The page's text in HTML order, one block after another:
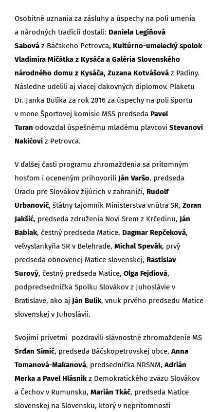
Osobitné uznania za zásluhy a úspechy na poli umenia
a národných tradícií dostali: Daniela Legíňová
Sabová z Báčskeho Petrovca, Kultúrno-umelecký spolok
Vladimíra Mičátka z Kysáča a Galéria Slovenského
národného domu z Kysáča, Zuzana Kotvášová z Padiny.
Následne udelili aj viacej ďakovných diplomov. Plaketu
Dr. Janka Bulíka za rok 2016 za úspechy na poli športu
v mene Športovej komisie MSS predseda Pavel
Turan odovzdal úspešnému mladému plavcovi Stevanovi
Nakićovi z Petrovca.
V ďalšej časti programu zhromaždenia sa prítomným
hosťom i oceneným prihovorili Ján Varšo, predseda
Úradu pre Slovákov žijúcich v zahraničí, Rudolf
Urbanovič, štátny tajomník Ministerstva vnútra SR, Zoran
Jakšić, predseda združenia Novi Srem z Krčedinu, Ján
Babiak, čestný predseda Matice, Dagmar Repčeková,
veľvyslankyňa SR v Belehrade, Michal Spevák, prvý
predseda obnovenej Matice slovenskej, Rastislav
Surový, čestný predseda Matice, Olga Fejdiová,
podpredsedníčka Spolku Slovákov z Juhoslávie v
Bratislave, ako aj Ján Bulík, vnuk prvého predsedu Matice
slovenskej v Juhoslávii.
Svojimi prívetmi pozdravili slávnostné zhromaždenie MS
Srđan Simić, predseda Báčskopetrovskej obce, Anna
Tomanová-Makanová, predsedníčka NRSNM, Adrián
Merka a Pavel Hlásnik z Demokratického zväzu Slovákov
a Čechov v Rumunsku, Marián Tkáč, predseda Matice
slovenskej na Slovensku, ktorý v neprítomnosti